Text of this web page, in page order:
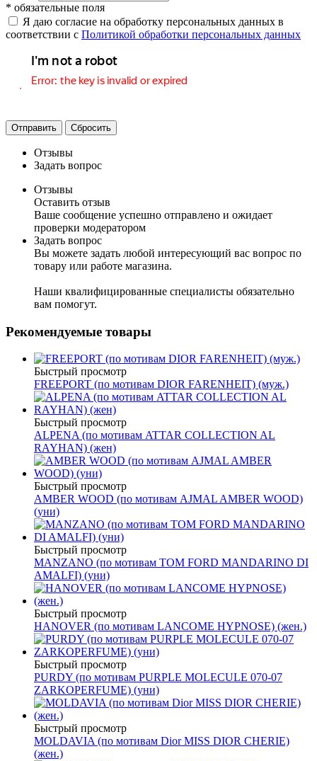
* обязательные поля
Я даю согласие на обработку персональных данных в
соответствии с Политикой обработки персональных данных
Отправить Сбросить
Отзывы
Задать вопрос
Отзывы
Оставить отзыв
Ваше сообщение успешно отправлено и ожидает
проверки модератором
Задать вопрос
Вы можете задать любой интересующий вас вопрос по
товару или работе магазина.
Наши квалифицированные специалисты обязательно
вам помогут.
Рекомендуемые товары
Быстрый просмотр
FREEPORT (по мотивам DIOR FARENHEIT) (муж.)
Быстрый просмотр
ALPENA (по мотивам ATTAR COLLECTION AL
RAYHAN) (жен)
Быстрый просмотр
AMBER WOOD (по мотивам AJMAL AMBER WOOD)
(уни)
Быстрый просмотр
MANZANO (по мотивам TOM FORD MANDARINO DI
AMALFI) (уни)
Быстрый просмотр
HANOVER (по мотивам LANCOME HYPNOSE) (жен.)
Быстрый просмотр
PURDY (по мотивам PURPLE MOLECULE 070-07
ZARKOPERFUME) (уни)
Быстрый просмотр
MOLDAVIA (по мотивам Dior MISS DIOR CHERIE)
(жен.)